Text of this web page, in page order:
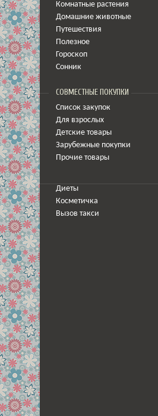
Комнатные растения
Домашние животные
Путешествия
Полезное
Гороскоп
Сонник
СОВМЕСТНЫЕ ПОКУПКИ
Список закупок
Для взрослых
Детские товары
Зарубежные покупки
Прочие товары
Диеты
Косметичка
Вызов такси